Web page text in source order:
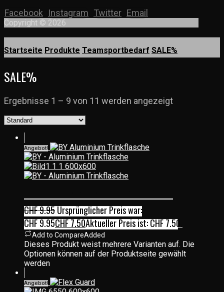
Facebook Instagram Twitter Email
Copyright © 2026
Startseite Produkte Teamsportbedarf SALE%
SALE%
Ergebnisse 1 – 9 von 11 werden angezeigt
Angebot!
CHF9.95Ursprünglicher Preis war:
CHF 9.95CHF7.50Aktueller Preis ist: CHF 7.50.
Add to CompareAdded
Dieses Produkt weist mehrere Varianten auf. Die
Optionen können auf der Produktseite gewählt
werden
Angebot!